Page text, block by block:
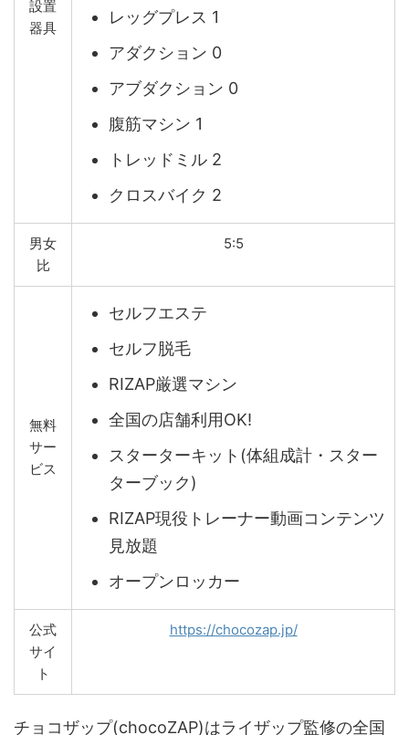
設置
器具
レッグプレス 1
アダクション 0
アブダクション 0
腹筋マシン 1
トレッドミル 2
クロスバイク 2
男女
比
5:5
無料
サー
ビス
セルフエステ
セルフ脱毛
RIZAP厳選マシン
全国の店舗利用OK!
スターターキット(体組成計・スター
ターブック)
RIZAP現役トレーナー動画コンテンツ
見放題
オープンロッカー
公式
サイ
ト
https://chocozap.jp/
チョコザップ(chocoZAP)はライザップ監修の全国